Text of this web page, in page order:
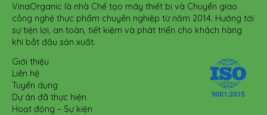
VinaOrganic là nhà Chế tạo máy thiết bị và Chuyển giao
công nghệ thực phẩm chuyên nghiệp từ năm 2014. Hướng tới
sự tiện lợi, an toàn, tiết kiệm và phát triển cho khách hàng
khi bắt đầu sản xuất.
Giới thiệu
Liên hệ
Tuyển dụng
Dự án đã thực hiện
Hoạt động – Sự kiện